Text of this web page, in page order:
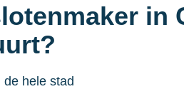
in
hele stad